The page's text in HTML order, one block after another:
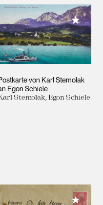
von Karl Stemolak
Egon Schiele
Stemolak, Egon Schiele
Meiner
hinzufügen
Meiner